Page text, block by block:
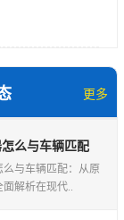
更多
么与车辆匹配
么与车辆匹配：从原
解析在现代..